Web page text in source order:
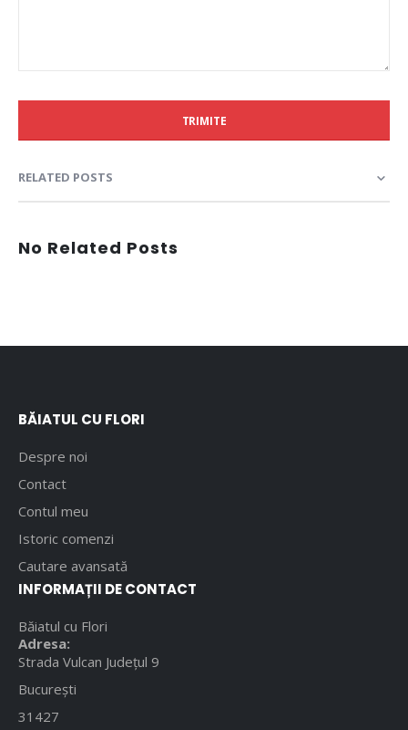
TRIMITE
RELATED POSTS
No Related Posts
BĂIATUL CU FLORI
Despre noi
Contact
Contul meu
Istoric comenzi
Cautare avansată
INFORMAȚII DE CONTACT
Băiatul cu Flori
Adresa:
Strada Vulcan Județul 9
București
31427